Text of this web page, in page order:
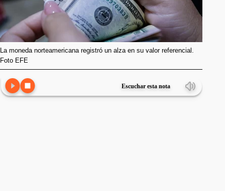
La moneda norteamericana registró un alza en su valor referencial.
Foto EFE
Escuchar esta nota